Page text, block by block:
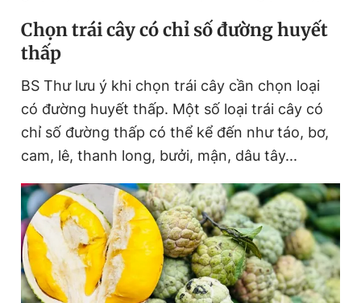
Chọn trái cây có chỉ số đường huyết
thấp
BS Thư lưu ý khi chọn trái cây cần chọn loại
có đường huyết thấp. Một số loại trái cây có
chỉ số đường thấp có thể kể đến như táo, bơ,
cam, lê, thanh long, bưởi, mận, dâu tây...